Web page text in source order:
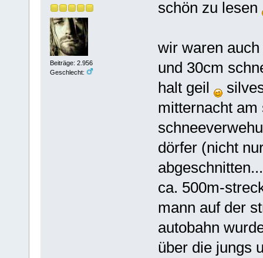
Beiträge: 2.956
Geschlecht:
schön zu lesen
wir waren
und 30cm
halt geil
mitternacht
dörfer (nicht
ca. 500m-
mann auf der
autobahn
über die jungs